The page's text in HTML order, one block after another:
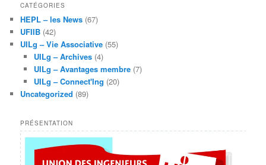
CATÉGORIES
HEPL – les News (67)
UFIIB (42)
UILg – Vie Associative (55)
UILg – Archives(4)
UILg – Avantages membre(7)
UILg – Connect'Ing (20)
Uncategorized (89)
PRÉSENTATION